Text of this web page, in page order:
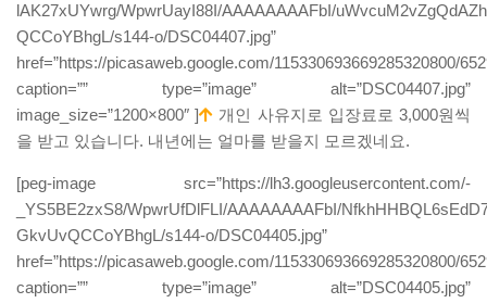
lAK27xUYwrg/WpwrUayI88I/AAAAAAAAFbI/
QCCoYBhgL/s144-o/DSC04407.jpg”
href=”https://picasaweb.google.com/115330693669285320800/
caption=”” type=”image” alt=”DSC04407.jpg”
image_size=”1200×800″ ]
개인 사유지로 입장료로 3,000원씩
을 받고 있습니다. 내년에는 얼마를 받을지 모르겠네요.
[peg-image src=”https://lh3.googleusercontent.com/-
_YS5BE2zxS8/WpwrUfDlFLI/AAAAAAAAFbI/
GkvUvQCCoYBhgL/s144-o/DSC04405.jpg”
href=”https://picasaweb.google.com/115330693669285320800/
caption=”” type=”image” alt=”DSC04405.jpg”